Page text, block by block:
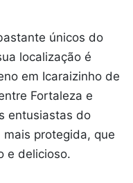
únicos do
localização é
em Icaraizinho de
Fortaleza e
entusiastas do
protegida, que
e delicioso.